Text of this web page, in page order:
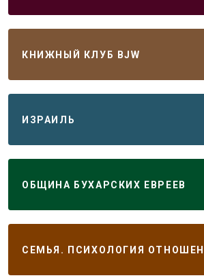
КНИЖНЫЙ КЛУБ BJW
ИЗРАИЛЬ
ОБЩИНА БУХАРСКИХ ЕВРЕЕВ
СЕМЬЯ. ПСИХОЛОГИЯ